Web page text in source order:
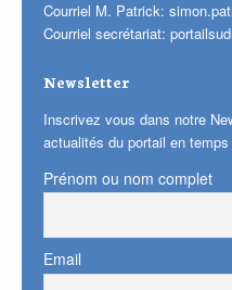
Courriel M. Patrick:
Courriel secrétariat:
Newsletter
Inscrivez vous dans notre
actualités du portail en temps
Prénom ou nom complet
Email